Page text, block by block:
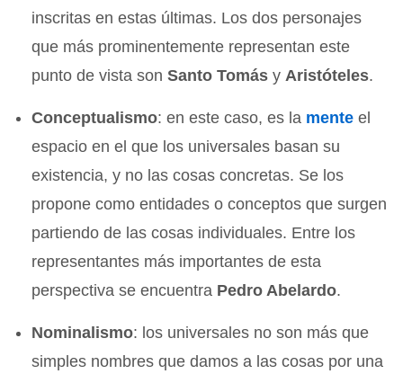
inscritas en estas últimas. Los dos personajes
que más prominentemente representan este
punto de vista sonSanto Tomás yAristóteles.
Conceptualismo: en este caso, es la mente el
espacio en el que los universales basan su
existencia, y no las cosas concretas. Se los
propone como entidades o conceptos que surgen
partiendo de las cosas individuales. Entre los
representantes más importantes de esta
perspectiva se encuentra Pedro Abelardo.
Nominalismo: los universales no son más que
simples nombres que damos a las cosas por una